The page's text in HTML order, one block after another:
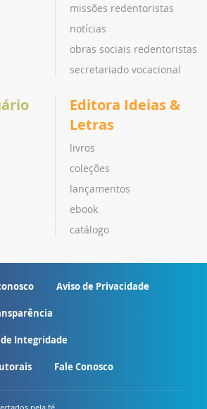
missões redentoristas
notícias
obras sociais redentoristas
secretariado vocacional
Editora Ideias &
Letras
livros
coleções
lançamentos
ebook
catálogo
Aviso de Privacidade
Integridade
Fale Conosco